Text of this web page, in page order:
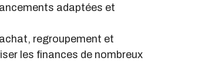
adaptées et
regroupement et
les finances de nombreux